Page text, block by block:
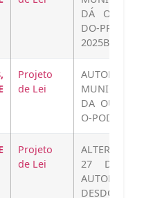
DÁ
DO-
2025Baixar
Projeto
de Lei
MUNICIPAL
DA OUTRAS
O-PODER-
Projeto
de Lei
ALTERA
27 DE
AUTORIZA
DESDOBRO